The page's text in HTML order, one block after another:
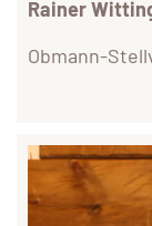
Rainer
Obmann-